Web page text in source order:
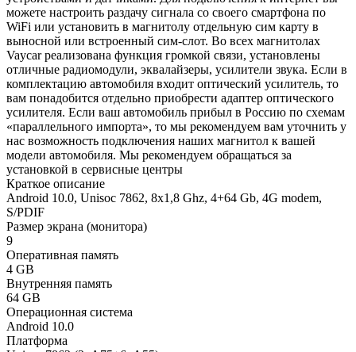
можете настроить раздачу сигнала со своего смартфона по
WiFi или установить в магнитолу отдельную сим карту в
выносной или встроенный сим-слот. Во всех магнитолах
Vaycar реализована функция громкой связи, установлены
отличные радиомодули, эквалайзеры, усилители звука. Если в
комплектацию автомобиля входит оптический усилитель, то
вам понадобится отдельно приобрести адаптер оптического
усилителя. Если ваш автомобиль прибыл в Россию по схемам
«параллельного импорта», то мы рекомендуем вам уточнить у
нас возможность подключения наших магнитол к вашей
модели автомобиля. Мы рекомендуем обращаться за
установкой в сервисные центры
Краткое описание
Android 10.0, Unisoc 7862, 8х1,8 Ghz, 4+64 Gb, 4G modem,
S/PDIF
Размер экрана (монитора)
9
Оперативная память
4 GB
Внутренняя память
64 GB
Операционная система
Android 10.0
Платформа